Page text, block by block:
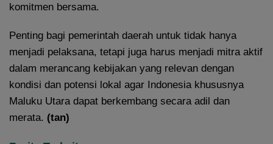
komitmen bersama.
Penting bagi pemerintah daerah untuk tidak hanya
menjadi pelaksana, tetapi juga harus menjadi mitra aktif
dalam merancang kebijakan yang relevan dengan
kondisi dan potensi lokal agar Indonesia khususnya
Maluku Utara dapat berkembang secara adil dan
merata. (tan)